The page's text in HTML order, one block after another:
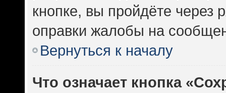
кнопке, вы пройдёте
оправки жалобы на
Вернуться к началу
Что означает кнопка